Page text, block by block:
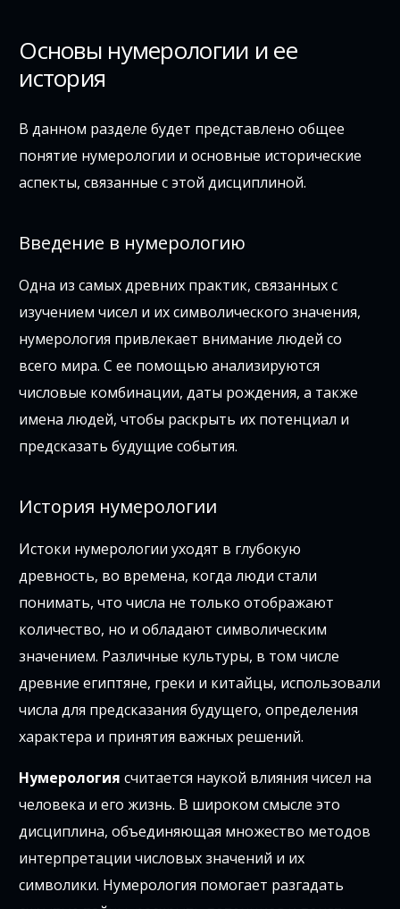
Основы нумерологии и ее
история
В данном разделе будет представлено общее
понятие нумерологии и основные исторические
аспекты, связанные с этой дисциплиной.
Введение в нумерологию
Одна из самых древних практик, связанных с
изучением чисел и их символического значения,
нумерология привлекает внимание людей со
всего мира. С ее помощью анализируются
числовые комбинации, даты рождения, а также
имена людей, чтобы раскрыть их потенциал и
предсказать будущие события.
История нумерологии
Истоки нумерологии уходят в глубокую
древность, во времена, когда люди стали
понимать, что числа не только отображают
количество, но и обладают символическим
значением. Различные культуры, в том числе
древние египтяне, греки и китайцы, использовали
числа для предсказания будущего, определения
характера и принятия важных решений.
Нумерология считается наукой влияния чисел на
человека и его жизнь. В широком смысле это
дисциплина, объединяющая множество методов
интерпретации числовых значений и их
символики. Нумерология помогает разгадать